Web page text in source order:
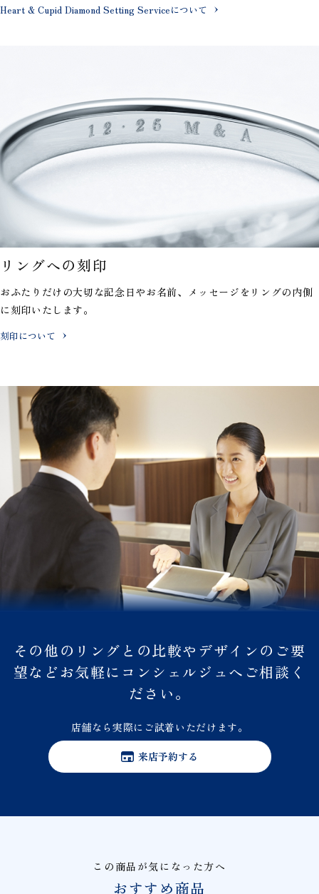
Heart & Cupid Diamond Setting Serviceについて
リングへの刻印
おふたりだけの大切な記念日やお名前、メッセージを リングの内側
に刻印いたします。
刻印について
その他のリングとの比較やデザインのご要
望などお気軽にコンシェルジュへご相談く
ださい。
店舗なら実際にご試着いただけます。
来店予約する
この商品が気になった方へ
おすすめ商品